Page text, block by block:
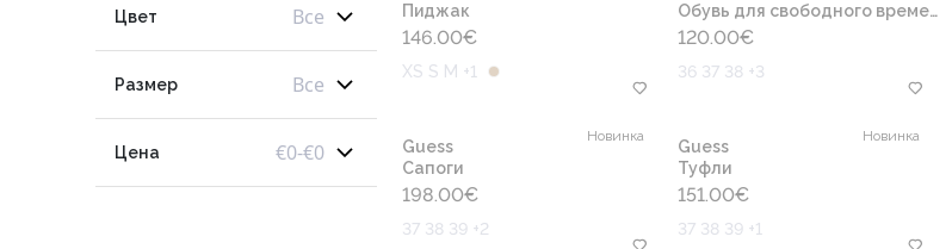
Цвет Все
Размер Все
Цена €0-€0
Пиджак
146.00€
XS S M +1
Обувь для свободного времени
120.00€
36 37 38 +3
Новинка
Guess
Сапоги
198.00€
37 38 39 +2
Новинка
Guess
Туфли
151.00€
37 38 39 +1